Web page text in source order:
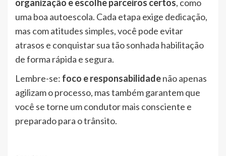
organização e escolhe parceiros certos, como
uma boa autoescola. Cada etapa exige dedicação,
mas com atitudes simples, você pode evitar
atrasos e conquistar sua tão sonhada habilitação
de forma rápida e segura.
Lembre-se: foco e responsabilidadenão apenas
agilizam o processo, mas também garantem que
você se torne um condutor mais consciente e
preparado para o trânsito.